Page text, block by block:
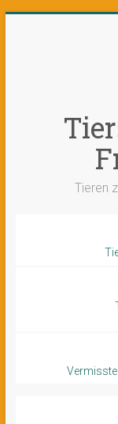
Tieren